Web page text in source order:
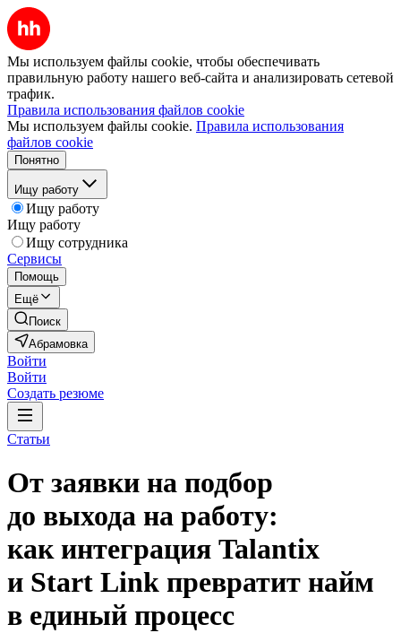
Мы используем файлы cookie, чтобы обеспечивать
правильную работу нашего веб-сайта и анализировать сетевой
трафик.
Правила использования файлов cookie
Мы используем файлы cookie. Правила использования
файлов cookie
Понятно
Ищу работу
Ищу работу
Ищу работу
Ищу сотрудника
Сервисы
Помощь
Ещё
Поиск
Абрамовка
Войти
Войти
Создать резюме
Статьи
От заявки на подбор
до выхода на работу:
как интеграция Talantix
и Start Link превратит найм
в единый процесс